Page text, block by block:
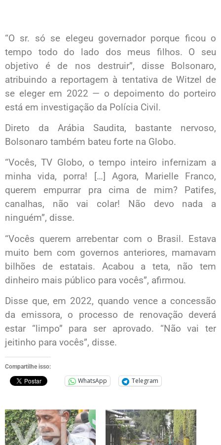
“O sr. só se elegeu governador porque ficou o
tempo todo do lado dos meus filhos. O seu
objetivo é de nos destruir”, disse Bolsonaro,
atribuindo a reportagem à tentativa de Witzel de
se eleger em 2022 — o depoimento do porteiro
está em investigação da Polícia Civil.
Direto da Arábia Saudita, bastante nervoso,
Bolsonaro também bateu forte na Globo.
“Vocês, TV Globo, o tempo inteiro infernizam a
minha vida, porra! […] Agora, Marielle Franco,
querem empurrar pra cima de mim? Patifes,
canalhas, não vai colar! Não devo nada a
ninguém”, disse.
“Vocês querem arrebentar com o Brasil. Estava
muito bem com governos anteriores, mamavam
bilhões de estatais. Acabou a teta, não tem
dinheiro mais público para vocês”, afirmou.
Disse que, em 2022, quando vence a concessão
da emissora, o processo de renovação deverá
estar “limpo” para ser aprovado. “Não vai ter
jeitinho para vocês”, disse.
Compartilhe isso:
WhatsApp Telegram